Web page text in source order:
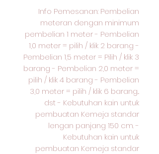
Info Pemesanan: Pembelian
meteran dengan minimum
pembelian 1 meter - Pembelian
1,0 meter = pilih / klik 2 barang -
Pembelian 1,5 meter = Pilih / klik 3
barang - Pembelian 2,0 meter =
pilih / klik 4 barang - Pembelian
3,0 meter = pilih / klik 6 barang...
dst - Kebutuhan kain untuk
pembuatan Kemeja standar
lengan panjang 150 cm. -
Kebutuhan kain untuk
pembuatan Kemeja standar